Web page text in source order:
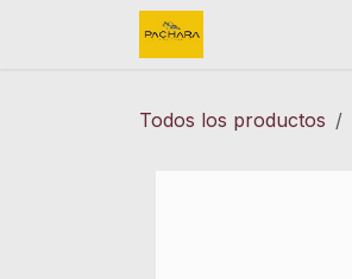
Todos los productos